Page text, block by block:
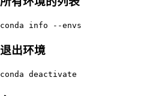
conda info --envs
退出环境
conda deactivate